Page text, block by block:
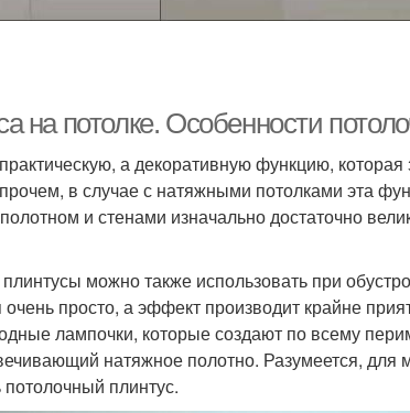
на потолке. Особенности
а декоративную функцию, которая
в случае с натяжными потолками эта
и стенами изначально достаточно
можно также использовать при
очень просто, а эффект производит крайне
лампочки, которые создают по всему
натяжное полотно. Разумеется, для
плинтус.